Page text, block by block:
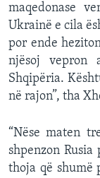
maqedonase
Ukrainë e cila
por ende
njësoj vepron
Shqipëria.
në rajon”, tha
“Nëse maten
shpenzon
thoja që shumë